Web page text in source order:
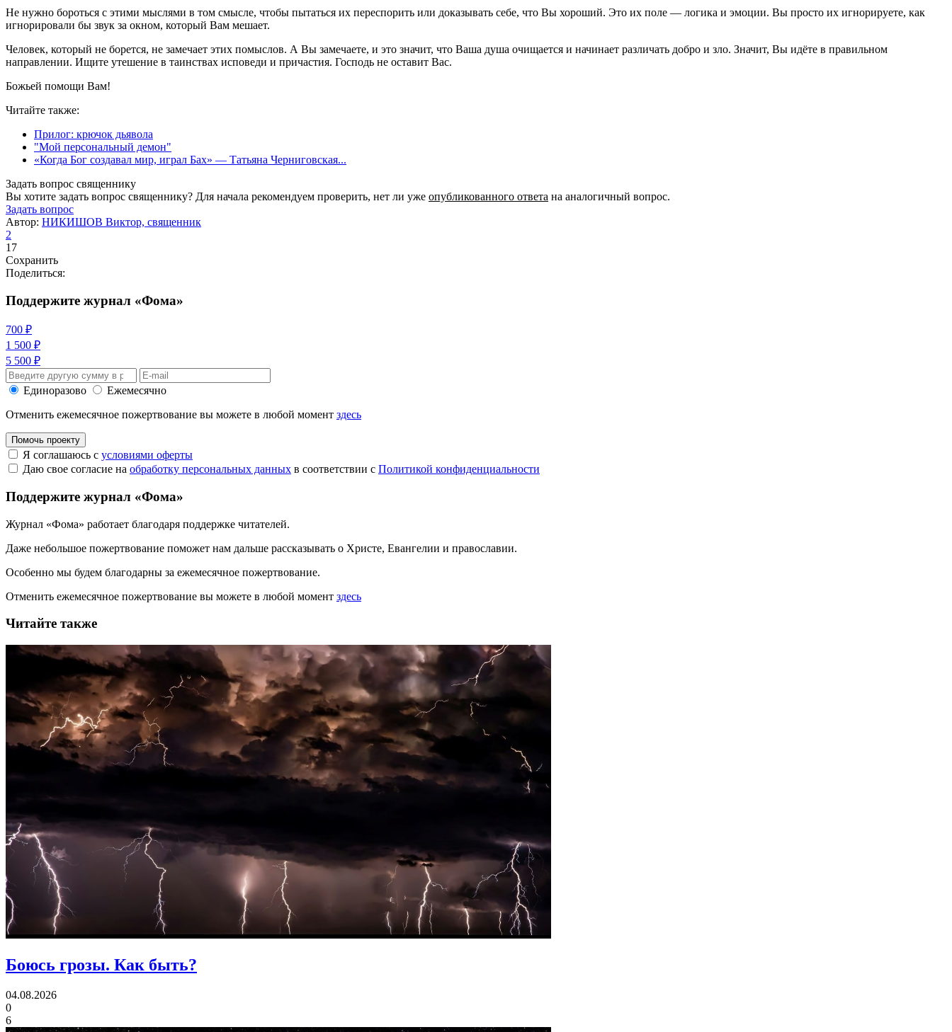
Не нужно бороться с этими мыслями в том смысле, чтобы пытаться их переспорить или доказывать себе, что Вы хороший. Это их поле — логика и эмоции. Вы просто их игнорируете, как
игнорировали бы звук за окном, который Вам мешает.
Человек, который не борется, не замечает этих помыслов. А Вы замечаете, и это значит, что Ваша душа очищается и начинает различать добро и зло. Значит, Вы идёте в правильном
направлении. Ищите утешение в таинствах исповеди и причастия. Господь не оставит Вас.
Божьей помощи Вам!
Читайте также:
Прилог: крючок дьявола
"Мой персональный демон"
«Когда Бог создавал мир, играл Бах» — Татьяна Черниговская...
Задать вопрос священнику
Вы хотите задать вопрос священнику? Для начала рекомендуем проверить, нет ли уже опубликованного ответа на аналогичный вопрос.
Задать вопрос
Автор: НИКИШОВ Виктор, священник
2
17
Сохранить
Поделиться:
Поддержите журнал «Фома»
700 ₽
1 500 ₽
5 500 ₽
Единоразово
Ежемесячно
Отменить ежемесячное пожертвование вы можете в любой момент здесь
Помочь проекту
Я соглашаюсь с условиями оферты
Даю свое согласие на обработку персональных данных в соответствии с Политикой конфиденциальности
Поддержите журнал «Фома»
Журнал «Фома» работает благодаря поддержке читателей.
Даже небольшое пожертвование поможет нам дальше рассказывать о Христе, Евангелии и православии.
Особенно мы будем благодарны за ежемесячное пожертвование.
Отменить ежемесячное пожертвование вы можете в любой момент здесь
Читайте также
Боюсь грозы. Как быть?
04.08.2026
0
6